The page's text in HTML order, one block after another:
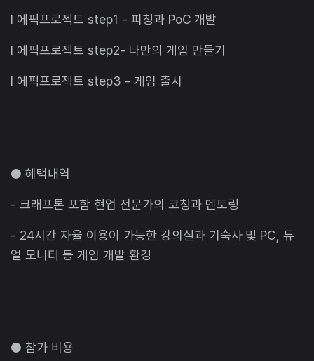
l 에픽프로젝트 step1 - 피칭과 PoC 개발
l 에픽프로젝트 step2- 나만의 게임 만들기
l 에픽프로젝트 step3 - 게임 출시
● 혜택내역
- 크래프톤 포함 현업 전문가의 코칭과 멘토링
- 24시간 자율 이용이 가능한 강의실과 기숙사 및 PC, 듀
얼 모니터 등 게임 개발 환경
● 참가 비용